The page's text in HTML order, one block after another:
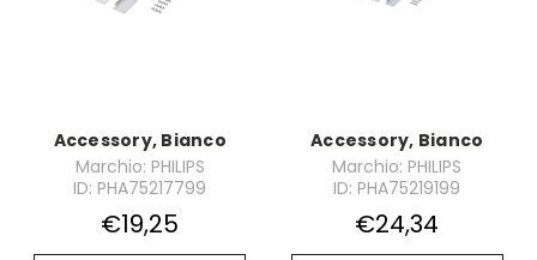
Accessory, Bianco
Marchio: PHILIPS
ID: PHA75217799
€19,25
Accessory, Bianco
Marchio: PHILIPS
ID: PHA75219199
€24,34